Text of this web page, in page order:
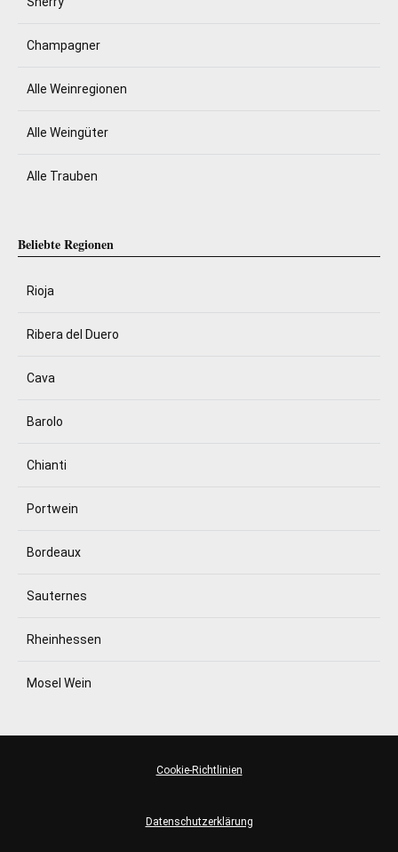
Champagner
Alle Weinregionen
Alle Weingüter
Alle Trauben
Beliebte Regionen
Rioja
Ribera del Duero
Cava
Barolo
Chianti
Portwein
Bordeaux
Sauternes
Rheinhessen
Mosel Wein
Datenschutzerklärung
Cookie-Richtlinien